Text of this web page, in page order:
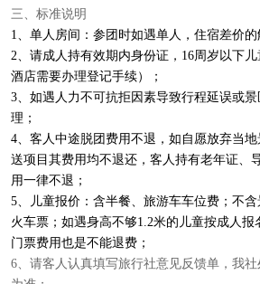
三、 标准说明
1、单人房间：参团时如遇单人，住宿差价的
2、请成人持有效期内身份证，16周岁以下
酒店需要办理登记手续）；
3、如遇人力不可抗拒因素导致行程延误或
理；
4、客人中途脱团费用不退，如自愿放弃当
送项目其费用均不退还，客人持有老年证、
用一律不退；
5、儿童报价：含半餐、旅游车车位费；不
火车票；如遇身高不够1.2米的儿童按成人
门票费用也是不能退费；
6、请客人认真填写旅行社意见反馈单，我